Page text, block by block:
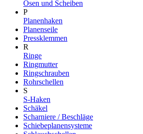
Ösen und Scheiben
P
Planenhaken
Planenseile
Pressklemmen
R
Ringe
Ringmutter
Ringschrauben
Rohrschellen
S
S-Haken
Schäkel
Scharniere / Beschläge
Schiebeplanensysteme